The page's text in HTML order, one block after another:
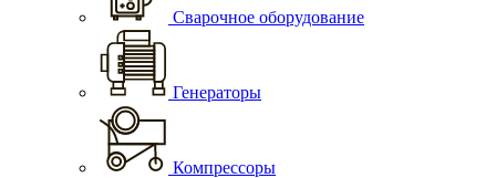
Сварочное оборудование
Генераторы
Компрессоры